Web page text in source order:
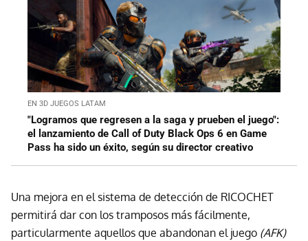
EN 3D JUEGOS LATAM
"Logramos que regresen a la saga y prueben el juego":
el lanzamiento de Call of Duty Black Ops 6 en Game
Pass ha sido un éxito, según su director creativo
Una mejora en el sistema de detección de RICOCHET
permitirá dar con los tramposos más fácilmente,
particularmente aquellos que abandonan el juego (AFK)